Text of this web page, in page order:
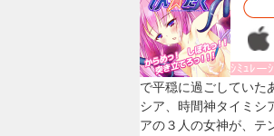
ｼﾐｭﾚー
で平穏に過ごしていた
シア、時間神タイミシ
アの３人の女神が、テ